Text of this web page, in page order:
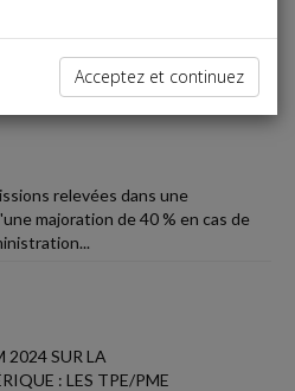
relevées dans une
majoration de 40 % en cas de
2024 SUR LA
: LES TPE/PME
Acceptez et continuez